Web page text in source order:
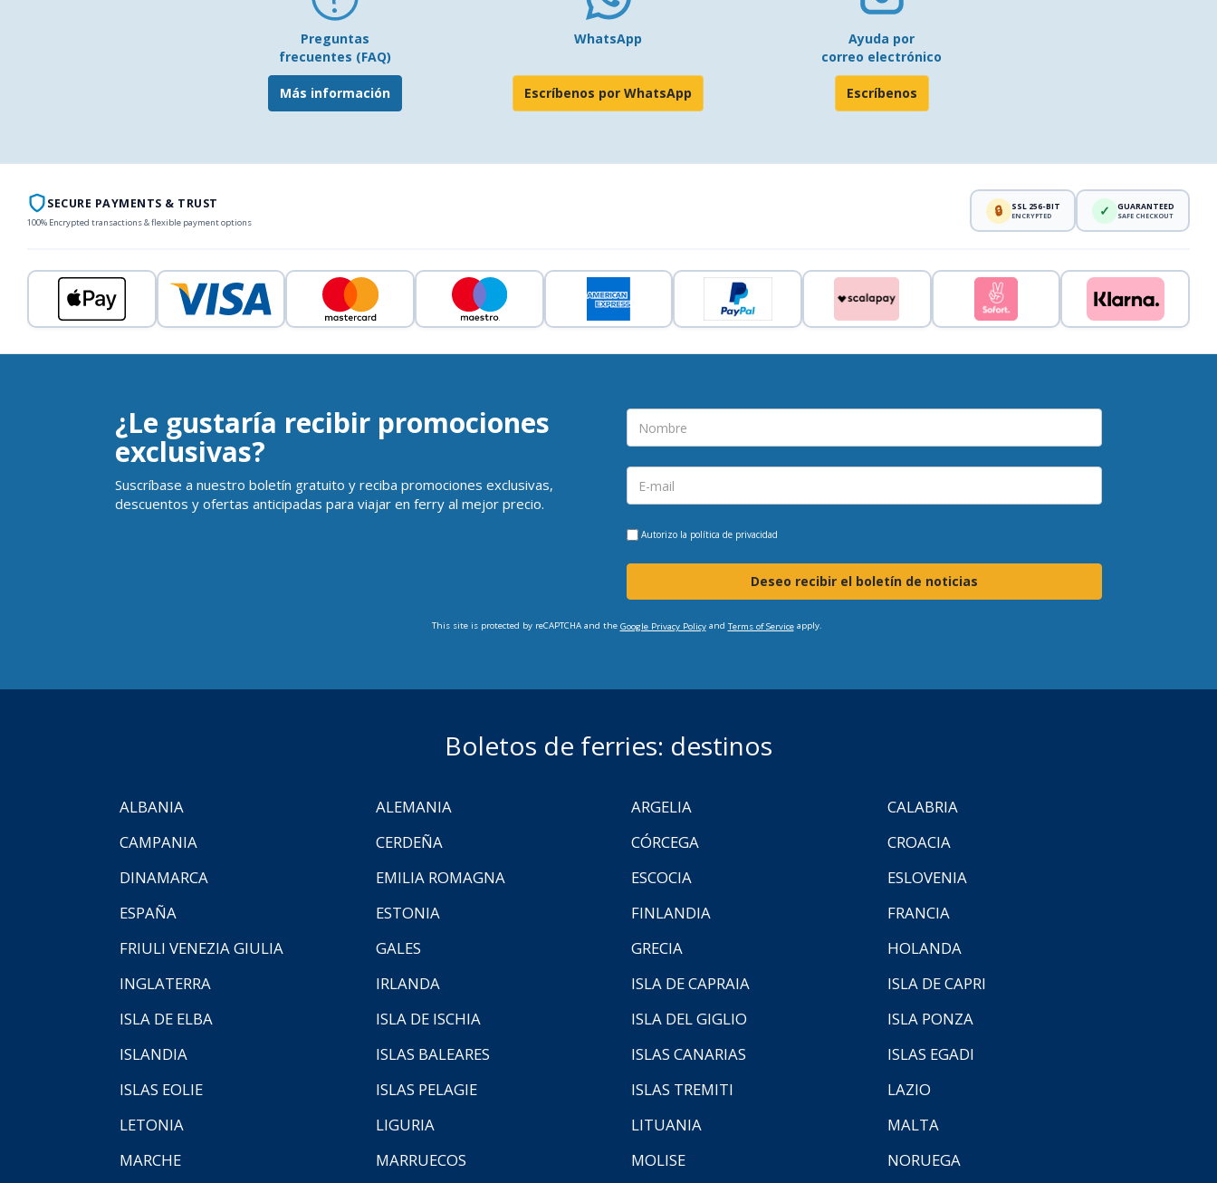
Preguntas
frecuentes (FAQ)
Más información
WhatsApp
Escríbenos por WhatsApp
Ayuda por
correo electrónico
Escríbenos
SECURE PAYMENTS & TRUST
100% Encrypted transactions & flexible payment options
🔒 SSL 256-BIT
ENCRYPTED ✓ GUARANTEED
SAFE CHECKOUT
¿Le gustaría recibir promociones
exclusivas?
Suscríbase a nuestro boletín gratuito y reciba promociones exclusivas,
descuentos y ofertas anticipadas para viajar en ferry al mejor precio.
Autorizo la política de privacidad
Deseo recibir el boletín de noticias
This site is protected by reCAPTCHA and the Google Privacy Policyand Terms of Serviceapply.
Boletos de ferries: destinos
ALBANIA ALEMANIA ARGELIA
CALABRIA
CAMPANIA
CERDEÑA CÓRCEGA
CROACIA
DINAMARCA
EMILIA ROMAGNA ESCOCIA
ESLOVENIA
ESPAÑA
ESTONIA FINLANDIA
FRANCIA
FRIULI VENEZIA GIULIA
GALES GRECIA
HOLANDA
INGLATERRA
IRLANDA ISLA DE CAPRAIA
ISLA DE CAPRI
ISLA DE ELBA
ISLA DE ISCHIA ISLA DEL GIGLIO
ISLA PONZA
ISLANDIA
ISLAS BALEARES ISLAS CANARIAS
ISLAS EGADI
ISLAS EOLIE
ISLAS PELAGIE ISLAS TREMITI
LAZIO
LETONIA
LIGURIA LITUANIA
MALTA
MARCHE
MARRUECOS MOLISE NORUEGA